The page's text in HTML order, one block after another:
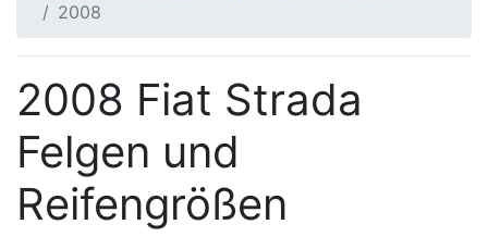
2008
2008 Fiat Strada
Felgen und
Reifengrößen